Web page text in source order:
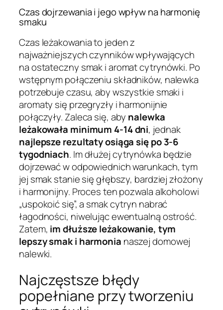
Czas dojrzewania i jego wpływ na harmonię
smaku
Czas leżakowania to jeden z
najważniejszych czynników wpływających
na ostateczny smak i aromat cytrynówki. Po
wstępnym połączeniu składników, nalewka
potrzebuje czasu, aby wszystkie smaki i
aromaty się przegryzły i harmonijnie
połączyły. Zaleca się, aby nalewka
leżakowała minimum 4-14 dni, jednak
najlepsze rezultaty osiąga się po 3-6
tygodniach. Im dłużej cytrynówka będzie
dojrzewać w odpowiednich warunkach, tym
jej smak stanie się głębszy, bardziej złożony
i harmonijny. Proces ten pozwala alkoholowi
„uspokoić się”, a smak cytryn nabrać
łagodności, niwelując ewentualną ostrość.
Zatem, im dłuższe leżakowanie, tym
lepszy smak i harmonia naszej domowej
nalewki.
Najczęstsze błędy
popełniane przy tworzeniu